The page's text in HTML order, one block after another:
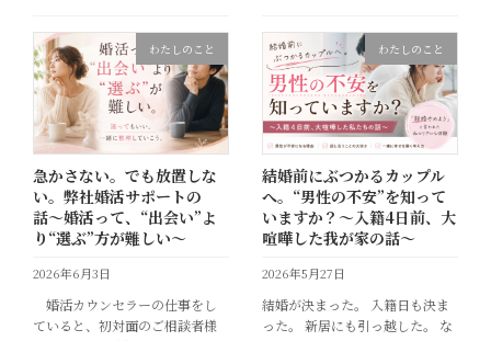
な…と思っている自分がいま
す。」 「結婚の話題に触れるの
が怖いんです。」 「結婚につな
がるお付き合いができ […]
と、ありませんか？ 実は私自
身、結婚するまでに約2年半婚活
をしていました。（30代半ばか
ら後半まで） だ […]
わたしのこと
急かさない。でも放置しな
い。弊社婚活サポートの
話〜婚活って、“出会い”よ
り“選ぶ”方が難しい〜
2026年6月3日
婚活カウンセラーの仕事をし
ていると、初対面のご相談者様
わたしのこと
結婚前にぶつかるカップル
へ。“男性の不安”を知って
いますか？〜入籍4日前、大
喧嘩した我が家の話〜
2026年5月27日
結婚が決まった。 入籍日も決ま
った。 新居にも引っ越した。 な